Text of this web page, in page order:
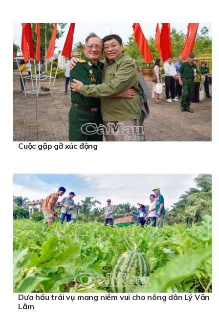
Cuộc gặp gỡ xúc động
Dưa hấu trái vụ mang niềm vui cho nông dân Lý Văn
Lâm